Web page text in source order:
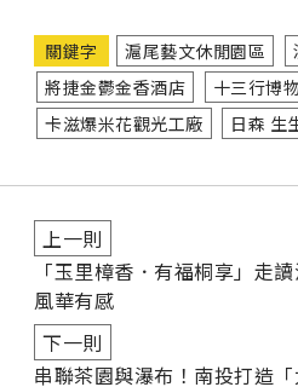
關鍵字 滬尾藝文休閒園區
將捷金鬱金香酒店
十三行博
卡滋爆米花觀光工廠
日森 生
上一則
「玉里樟香．有福桐享」走
風華有感
下一則
串聯茶園與瀑布！南投打造